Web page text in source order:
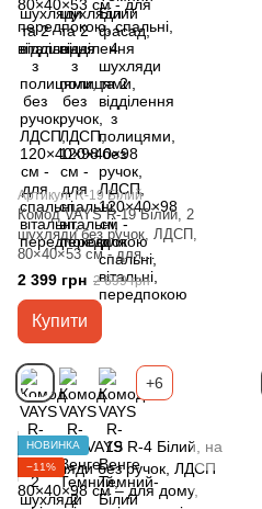
Артикул: R-19 Білий
Комод VAYS R-19 Білий, 2
шухляди без ручок, ЛДСП,
80×40×53 см - для
передпокою, спальні, вітальні
2 399 грн 2 699 грн
Купити
+6
НОВИНКА
−11%